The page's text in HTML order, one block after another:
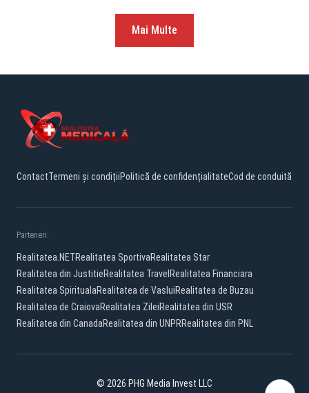
Mai Multe
ContactTermeni și condițiiPolitică de confidențialitateCod de conduită
Parteneri:
Realitatea.NETRealitatea SportivaRealitatea Star
Realitatea din JustitieRealitatea Travel Realitatea Financiara
Realitatea SpiritualaRealitatea de VasluiRealitatea de Buzau
Realitatea de CraiovaRealitatea ZileiRealitatea din USR
Realitatea din CanadaRealitatea din UNPRRealitatea din PNL
© 2026 PHG Media Invest LLC